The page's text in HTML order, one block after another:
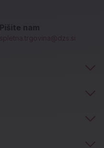
Pišite nam
spletna.trgovina@dzs.si